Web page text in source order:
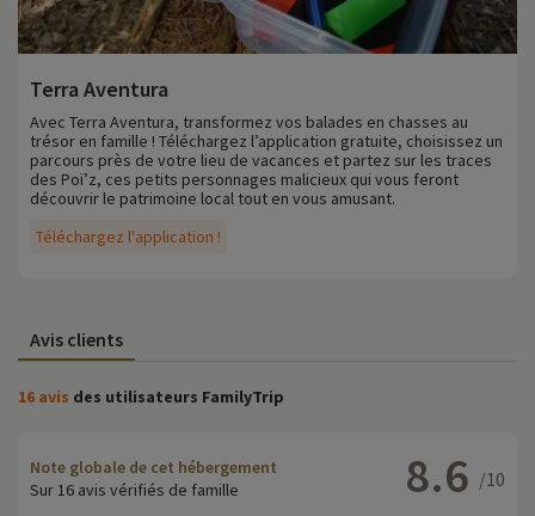
Terra Aventura
Téléchargez l'application !
Avec Terra Aventura, transformez vos balades en chasses au
trésor en famille ! Téléchargez l’application gratuite, choisissez un
parcours près de votre lieu de vacances et partez sur les traces
des Poï’z, ces petits personnages malicieux qui vous feront
découvrir le patrimoine local tout en vous amusant.
Avis clients
16 avis des utilisateurs FamilyTrip
Note globale de cet hébergement
Sur 16 avis vérifiés de famille
8.6 /10